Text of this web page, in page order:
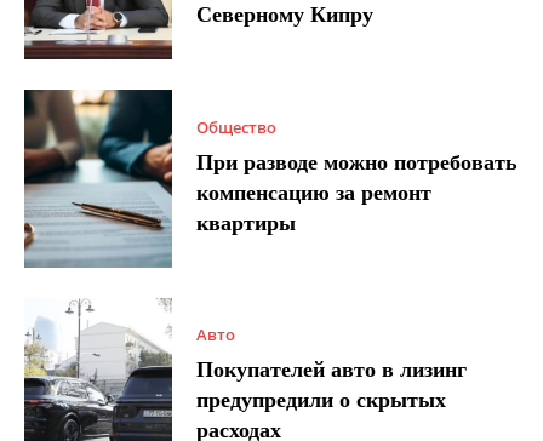
Северному Кипру
Общество
При разводе можно потребовать
компенсацию за ремонт
квартиры
Авто
Покупателей авто в лизинг
предупредили о скрытых
расходах